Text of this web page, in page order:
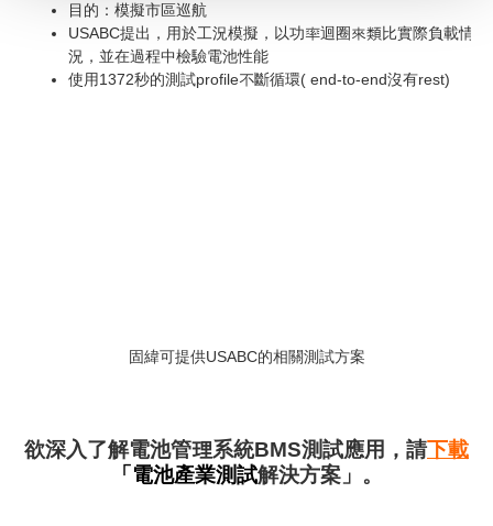
目的：模擬市區巡航
USABC提出，用於工況模擬，以功率迴圈來類比實際負載情
況，並在過程中檢驗電池性能
使用1372秒的測試profile不斷循環( end-to-end沒有rest)
固緯可提供USABC的相關測試方案
欲深入了解電池管理系統BMS測試應用，請下載
「電池產業測試解決方案」。